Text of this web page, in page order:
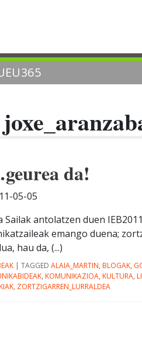
da!
05-05
antolatzen duen
emango duena;
hau da, (...)
| TAGGED ALAIA_MARTIN, BLOGAK,
, KOMUNIKAZIOA, KULTURA,
, ZORTZIGARREN_LURRALDEA